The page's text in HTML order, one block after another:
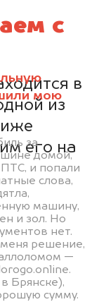
мою
за
домой,
ПТС, и попали
слова,
машину,
и зол. Но
нет.
решение,
—
Брянске),
сумму.
с
в
из
его на